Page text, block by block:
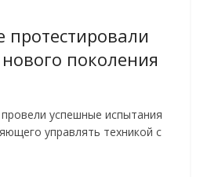
протестировали
поколения
успешные испытания
управлять техникой с